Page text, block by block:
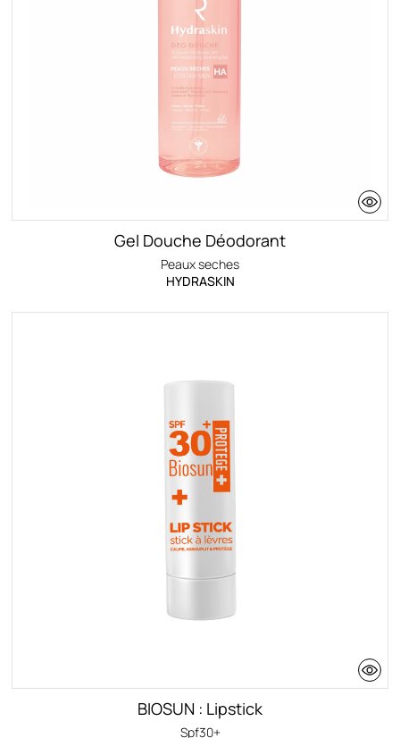
Gel Douche Déodorant
Peaux seches
HYDRASKIN
BIOSUN : Lipstick
Spf30+